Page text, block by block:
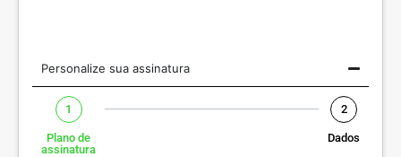
Personalize sua assinatura
1
Plano de
assinatura
2
Dados